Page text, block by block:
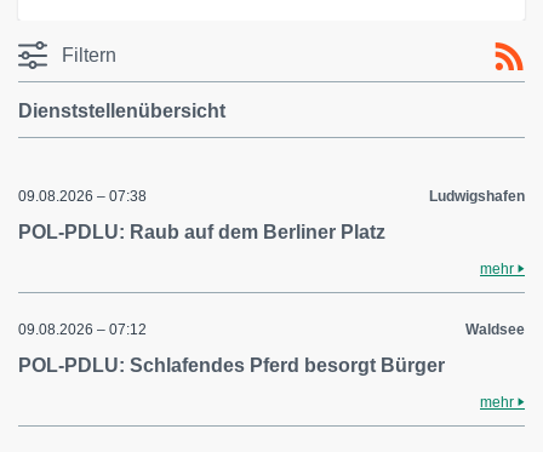
Filtern
Dienststellenübersicht
09.08.2026 – 07:38 Ludwigshafen
POL-PDLU: Raub auf dem Berliner Platz
mehr
09.08.2026 – 07:12 Waldsee
POL-PDLU: Schlafendes Pferd besorgt Bürger
mehr